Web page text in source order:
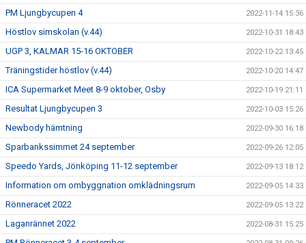
PM Ljungbycupen 4 2022-11-14 15:36
Höstlov simskolan (v.44) 2022-10-31 18:43
UGP 3, KALMAR 15-16 OKTOBER 2022-10-22 13:45
Träningstider höstlov (v.44) 2022-10-20 14:47
ICA Supermarket Meet 8-9 oktober, Osby 2022-10-19 21:11
Resultat Ljungbycupen 3 2022-10-03 15:26
Newbody hämtning 2022-09-30 16:18
Sparbankssimmet 24 september 2022-09-26 12:05
Speedo Yards, Jönköping 11-12 september 2022-09-13 18:12
Information om ombyggnation omklädningsrum 2022-09-05 14:33
Rönneracet 2022 2022-09-05 13:22
Laganrännet 2022 2022-08-31 15:25